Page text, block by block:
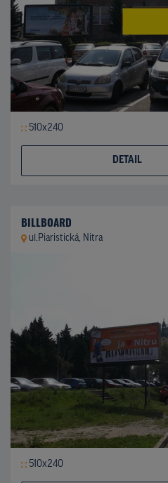
510x240
DETAIL
BILLBOARD
ul.Piaristická, Nitra
510x240